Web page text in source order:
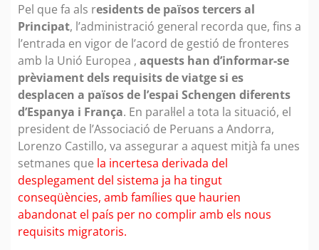
Pel que fa als residents de països tercers al
Principat, l’administració general recorda que, fins a
l’entrada en vigor de l’acord de gestió de fronteres
amb la Unió Europea , aquests han d’informar-se
prèviament dels requisits de viatge si es
desplacen a països de l’espai Schengen diferents
d’Espanya i França. En paral·lel a tota la situació, el
president de l’Associació de Peruans a Andorra,
Lorenzo Castillo, va assegurar a aquest mitjà fa unes
setmanes que la incertesa derivada del
desplegament del sistema ja ha tingut
conseqüències, amb famílies que haurien
abandonat el país per no complir amb els nous
requisits migratoris.